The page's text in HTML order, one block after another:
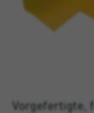
Vorgefertigte,